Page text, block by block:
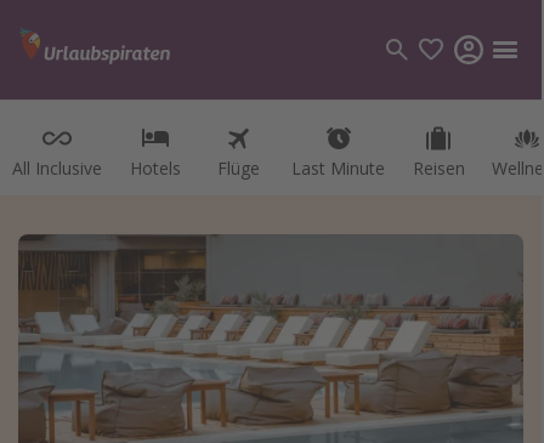
All Inclusive Hotels Flüge Last Minute Reisen
Kategorien
Kreuzfahrten
Reiseziele